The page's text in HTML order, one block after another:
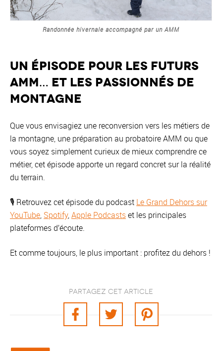
Randonnée hivernale accompagné par un AMM
Un épisode pour les futurs
AMM… et les passionnés de
montagne
Que vous envisagiez une reconversion vers les métiers de
la montagne, une préparation au probatoire AMM ou que
vous soyez simplement curieux de mieux comprendre ce
métier, cet épisode apporte un regard concret sur la réalité
du terrain.
🎙️ Retrouvez cet épisode du podcast Le Grand Dehors sur
YouTube, Spotify,Apple Podcastset les principales
plateformes d’écoute.
Et comme toujours, le plus important : profitez du dehors !
Partagez cet article